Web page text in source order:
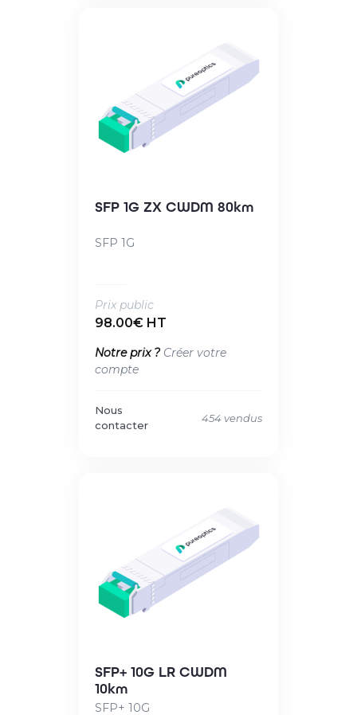
SFP 1G ZX CWDM 80km
SFP 1G
Prix public
98.00€ HT
Notre prix ? Créer votre
compte
Nous
contacter
454 vendus
SFP+ 10G LR CWDM
10km
SFP+ 10G